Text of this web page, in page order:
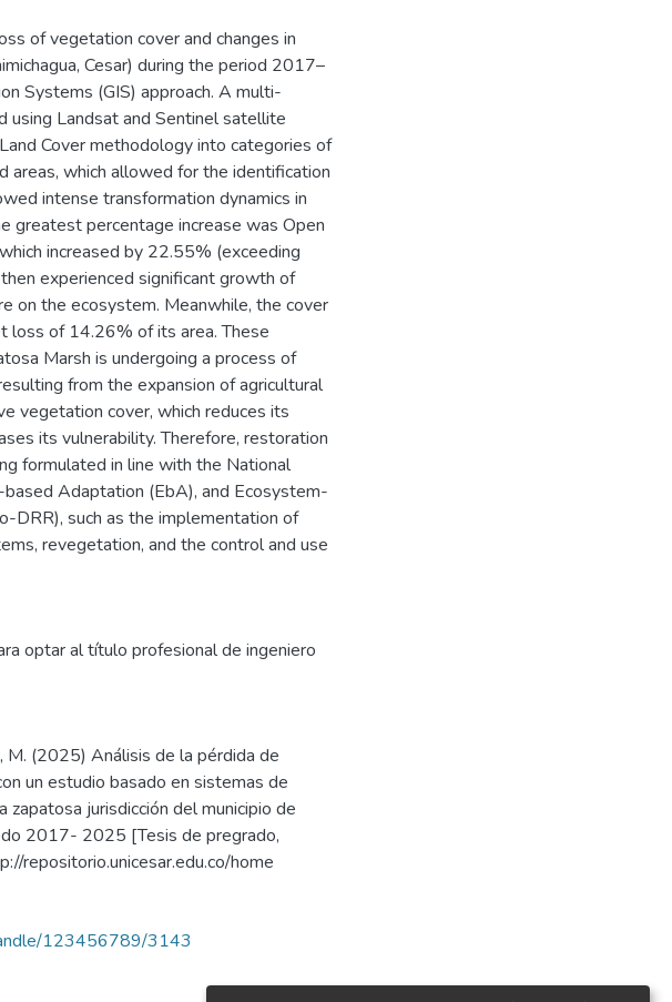
of vegetation cover and changes in
Cesar) during the period 2017–
Systems (GIS) approach. A multi-
Landsat and Sentinel satellite
Cover methodology into categories of
areas, which allowed for the identification
intense transformation dynamics in
greatest percentage increase was Open
increased by 22.55% (exceeding
experienced significant growth of
on the ecosystem. Meanwhile, the cover
loss of 14.26% of its area. These
Marsh is undergoing a process of
from the expansion of agricultural
vegetation cover, which reduces its
its vulnerability. Therefore, restoration
formulated in line with the National
Adaptation (EbA), and Ecosystem-
DRR), such as the implementation of
revegetation, and the control and use
optar al título profesional de ingeniero
M. (2025) Análisis de la pérdida de
un estudio basado en sistemas de
zapatosa jurisdicción del municipio de
2017- 2025 [Tesis de pregrado,
repositorio.unicesar.edu.co/home
123456789/3143